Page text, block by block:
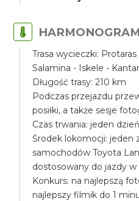
Trasa wycieczki:
Salamina - Iskele -
Długość trasy: 210 km
Podczas przejazdu
posiłki, a także sesje
Czas trwania: jeden
Środek lokomocji: jeden
samochodów Toyota
dostosowany do jazdy
Konkurs: na najlepszą
najlepszy filmik do 1